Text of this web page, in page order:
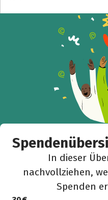
In dieser
nachvollziehen,
Spenden